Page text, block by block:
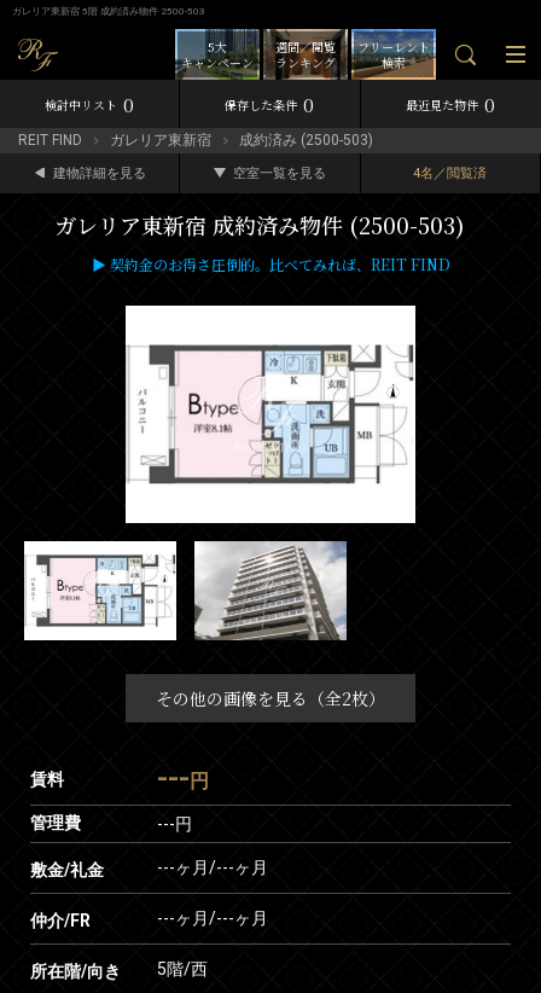
ガレリア東新宿 5階 成約済み物件 2500-503
フリーレント
検索
週間／閲覧
ランキング
5大
キャンペーン
検討中リスト 0 保存した条件 0 最近見た物件 0
REIT FIND ガレリア東新宿 成約済み (2500-503)
建物詳細を見る 空室一覧を見る 4名／閲覧済
ガレリア東新宿 成約済み物件 (2500-503)
▶ 契約金のお得さ圧倒的。比べてみれば、REIT FIND
その他の画像を見る（全2枚）
賃料 --- 円
管理費 ---円
敷金/礼金 ---ヶ月/---ヶ月
仲介/FR ---ヶ月/---ヶ月
所在階/向き 5階/西